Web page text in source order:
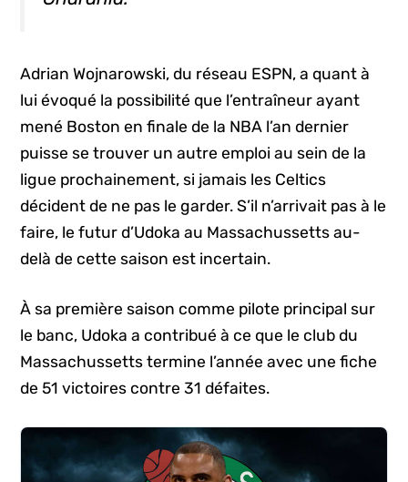
Adrian Wojnarowski, du réseau ESPN, a quant à
lui évoqué la possibilité que l’entraîneur ayant
mené Boston en finale de la NBA l’an dernier
puisse se trouver un autre emploi au sein de la
ligue prochainement, si jamais les Celtics
décident de ne pas le garder. S’il n’arrivait pas à le
faire, le futur d’Udoka au Massachussetts au-
delà de cette saison est incertain.
À sa première saison comme pilote principal sur
le banc, Udoka a contribué à ce que le club du
Massachussetts termine l’année avec une fiche
de 51 victoires contre 31 défaites.